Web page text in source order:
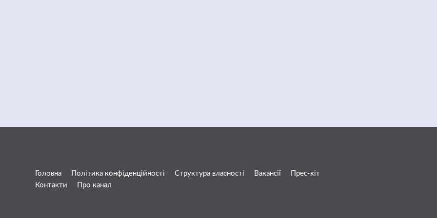
Головна Політика конфіденційності Структура власності Вакансії
Прес-кіт
Контакти
Про канал